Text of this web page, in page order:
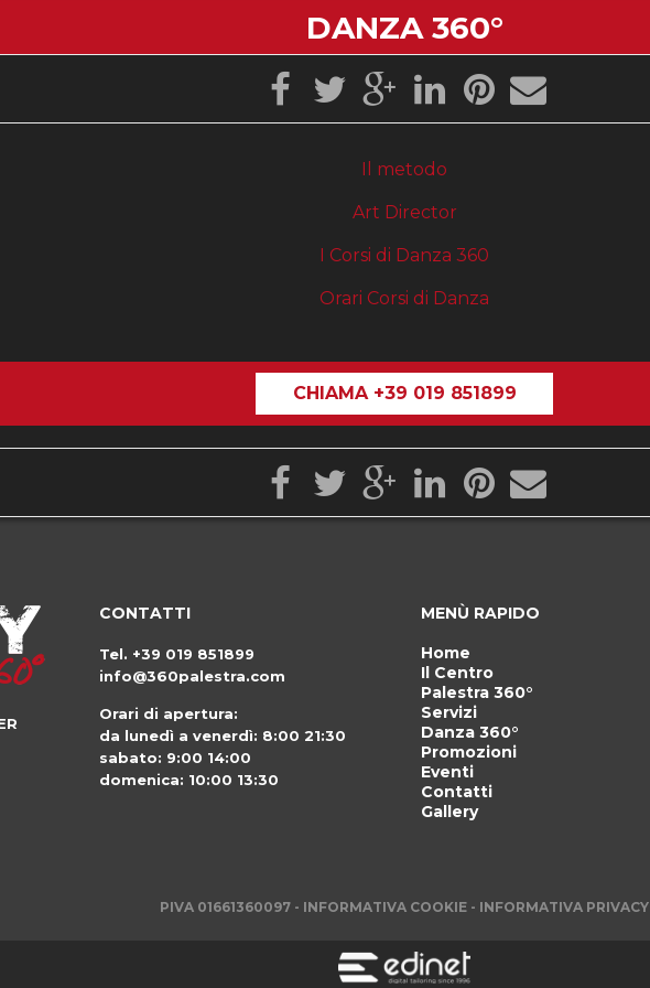
DANZA 360°
Il metodo
Art Director
I Corsi di Danza 360
Orari Corsi di Danza
CHIAMA +39 019 851899
CONTATTI
Tel. +39 019 851899
info@360palestra.com
Orari di apertura:
da lunedì a venerdì: 8:00 21:30
sabato: 9:00 14:00
domenica: 10:00 13:30
MENÙ RAPIDO
Home
Il Centro
Palestra 360°
Servizi
Danza 360°
Promozioni
Eventi
Contatti
Gallery
PIVA 01661360097 - INFORMATIVA COOKIE - INFORMATIVA PRIVACY